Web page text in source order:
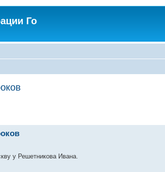
Го
у Решетникова Ивана.